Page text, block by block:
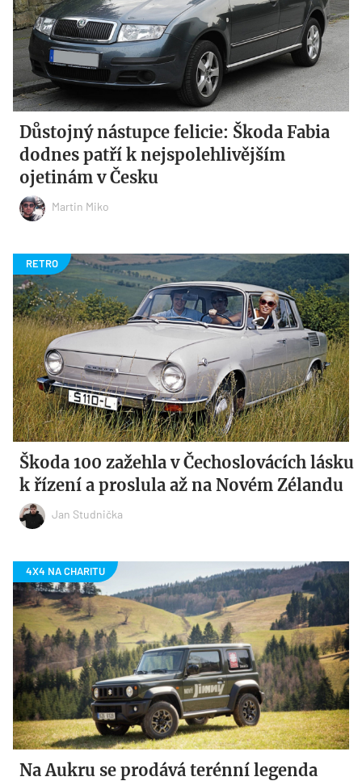
Důstojný nástupce felicie: Škoda Fabia
dodnes patří k nejspolehlivějším
ojetinám v Česku
Martin Miko
Škoda 100 zažehla v Čechoslovácích lásku
k řízení a proslula až na Novém Zélandu
Jan Studnička
Na Aukru se prodává terénní legenda